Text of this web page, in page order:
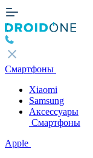
Смартфоны
Xiaomi
Samsung
Аксессуары
Смартфоны
Apple